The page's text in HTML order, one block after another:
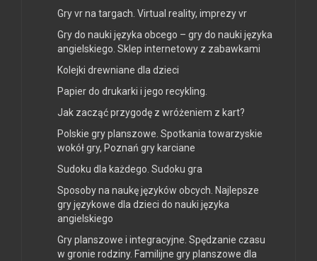
Gry vr na targach. Virtual reality, imprezy vr
Gry do nauki języka obcego – gry do nauki języka
angielskiego. Sklep internetowy z zabawkami
Kolejki drewniane dla dzieci
Papier do drukarki i jego recykling.
Jak zacząć przygodę z wróżeniem z kart?
Polskie gry planszowe. Spotkania towarzyskie
wokół gry, Poznań gry karciane
Sudoku dla każdego. Sudoku gra
Sposoby na naukę języków obcych. Najlepsze
gry językowe dla dzieci do nauki języka
angielskiego
Gry planszowe i integracyjne. Spędzanie czasu
w gronie rodziny. Familijne gry planszowe dla